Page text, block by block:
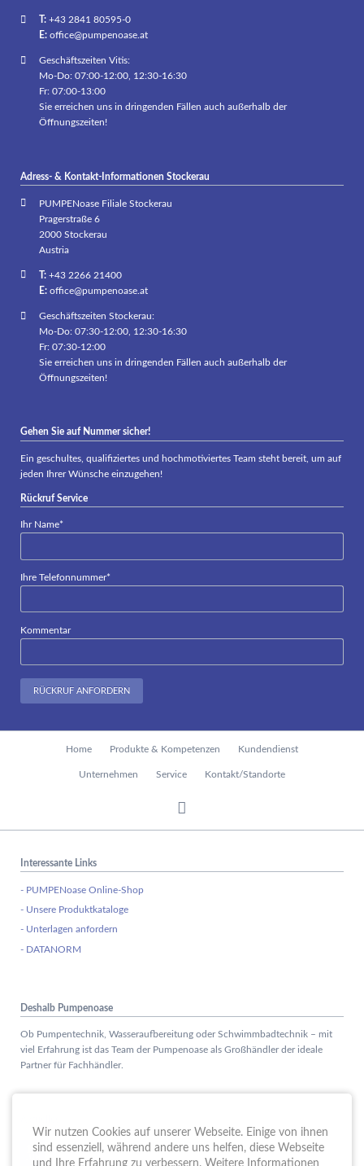
T:+43 2841 80595-0
E: office@pumpenoase.at
Geschäftszeiten Vitis:
Mo-Do: 07:00-12:00, 12:30-16:30
Fr: 07:00-13:00
Sie erreichen uns in dringenden Fällen auch außerhalb der
Öffnungszeiten!
Adress- & Kontakt-Informationen Stockerau
PUMPENoase Filiale Stockerau
Pragerstraße 6
2000 Stockerau
Austria
T:+43 2266 21400
E: office@pumpenoase.at
Geschäftszeiten Stockerau:
Mo-Do: 07:30-12:00, 12:30-16:30
Fr: 07:30-12:00
Sie erreichen uns in dringenden Fällen auch außerhalb der
Öffnungszeiten!
Gehen Sie auf Nummer sicher!
Ein geschultes, qualifiziertes und hochmotiviertes Team steht bereit, um auf
jeden Ihrer Wünsche einzugehen!
Rückruf Service
Pflichtfeld
Ihr Name*
Pflichtfeld
Ihre Telefonnummer*
Kommentar
RÜCKRUF ANFORDERN
Home Produkte & Kompetenzen Kundendienst
Unternehmen Service Kontakt/Standorte
Interessante Links
- PUMPENoase Online-Shop
- Unsere Produktkataloge
- Unterlagen anfordern
- DATANORM
Deshalb Pumpenoase
Ob Pumpentechnik, Wasseraufbereitung oder Schwimmbadtechnik – mit
viel Erfahrung ist das Team der Pumpenoase als Großhändler der ideale
Partner für Fachhändler.
15. Schule trifft Wirtschaft bei der PUMPENoase!
Wir nutzen Cookies auf unserer Webseite. Einige von ihnen
sind essenziell, während andere uns helfen, diese Webseite